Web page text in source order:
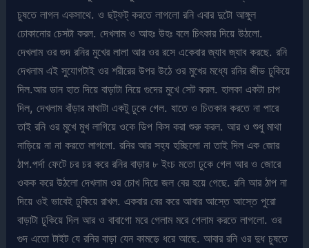
চুষতে লাগল একসাথে. ও ছট্‌ফট্ করতে লাগলো রনি এবার দুটো আঙ্গুল
ঢোকানোর চেসটা করল. দেখলাম ও আহঃ উহঃ বলে চিৎকার দিয়ে উঠলো.
দেখলাম ওর গুদ রনির মুখের লালা আর ওর রসে একেবার জ্যাব জ্যাব করছে. রনি
দেখলাম এই সুযোগটাই ওর শরীরের উপর উঠে ওর মুখের মধ্যে রনির জীভ ঢুকিয়ে
দিল.আর ডান হাত দিয়ে বাড়াটা নিয়ে গুদের মুখে সেট করল. হালকা একটা চাপ
দিল, দেখলাম বাঁড়ার মাথাটা একটু ঢুকে গেল. যাতে ও চিতকার করতে না পারে
তাই রনি ওর মুখে মুখ লাগিয়ে ওকে ডিপ কিস করা শুরু করল. আর ও শুধু মাথা
নাড়িয়ে না না করতে লাগলো. রনির আর সহ্য হচ্ছিলো না তাই দিল এক জোর
ঠাপ.পর্দা ফেটে চর চর করে রনির বাড়ার ৮ ইংচ মতো ঢুকে গেল আর ও জোরে
ওকক করে উঠলো দেখলাম ওর চোখ দিয়ে জল বের হয়ে গেছে. রনি আর ঠাপ না
দিয়ে ওই ভাবেই ঢুকিয়ে রাখল. একবার বের করে আবার আস্তে আস্তে পুরো
বাড়াটা ঢুকিয়ে দিল আর ও বাবাগো মরে গেলাম মরে গেলাম করতে লাগলো. ওর
গুদ এতো টাইট যে রনির বাড়া যেন কামড়ে ধরে আছে. আবার রনি ওর দুধ চুষতে